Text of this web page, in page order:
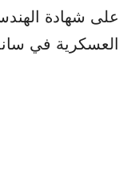
على شهادة
العسكرية في